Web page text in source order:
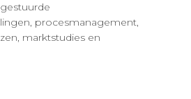
procesmanagement,
marktstudies en